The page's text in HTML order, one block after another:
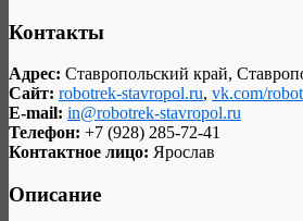
Контакты
Адрес: Ставропольский край,
Сайт: robotrek-stavropol.ru, vk.com/
E-mail: in@robotrek-stavropol.ru
Телефон: +7 (928) 285-72-41
Контактное лицо: Ярослав
Описание